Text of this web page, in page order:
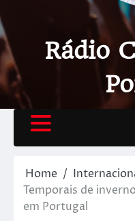
Rádio
Home
Temporais de
em Portugal